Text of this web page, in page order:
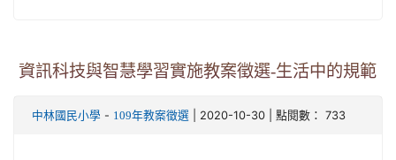
資訊科技與智慧學習實施教案徵選-生活中的規範
中林國民小學 - 109年教案徵選 | 2020-10-30 | 點閱數： 733